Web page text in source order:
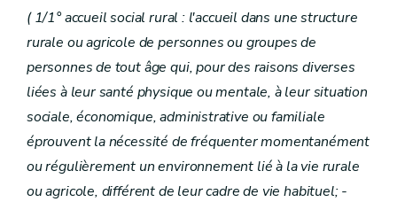
Art. D213
Art. D214
Sous-section 5
Recours
Art. D215
Art. D216
Art. D217
Art. D218
Section 2/1 (L’accueil social rural
Champ d’application et conditions d’agrément
Art. D.218/1
Art. D.218/2
( 1/1° accueil social rural : l'accueil dans une structure
rurale ou agricole de personnes ou groupes de
personnes de tout âge qui, pour des raisons diverses
liées à leur santé physique ou mentale, à leur situation
sociale, économique, administrative ou familiale
éprouvent la nécessité de fréquenter momentanément
ou régulièrement un environnement lié à la vie rurale
ou agricole, différent de leur cadre de vie habituel; -